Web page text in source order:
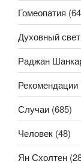
Гомеопатия
Духовный свет
Раджан
Рекомендации
Случаи (685)
Человек (48)
Ян Схолтен